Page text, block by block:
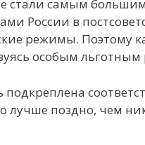
стали самым
России в
режимы. Поэтому
особым
лучше поздно, чем